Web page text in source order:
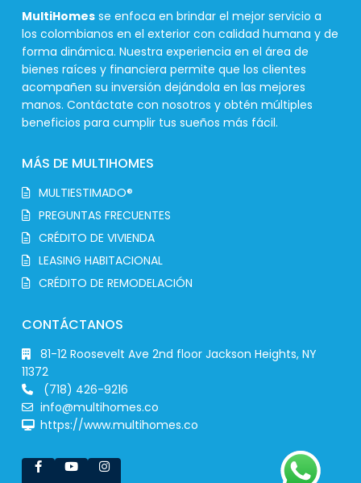
MultiHomes se enfoca en brindar el mejor servicio a
los colombianos en el exterior con calidad humana y de
forma dinámica. Nuestra experiencia en el área de
bienes raíces y financiera permite que los clientes
acompañen su inversión dejándola en las mejores
manos. Contáctate con nosotros y obtén múltiples
beneficios para cumplir tus sueños más fácil.
MÁS DE MULTIHOMES
MULTIESTIMADO®
PREGUNTAS FRECUENTES
CRÉDITO DE VIVIENDA
LEASING HABITACIONAL
CRÉDITO DE REMODELACIÓN
CONTÁCTANOS
81-12 Roosevelt Ave 2nd floor Jackson Heights, NY
11372
(718) 426-9216
info@multihomes.co
https://www.multihomes.co